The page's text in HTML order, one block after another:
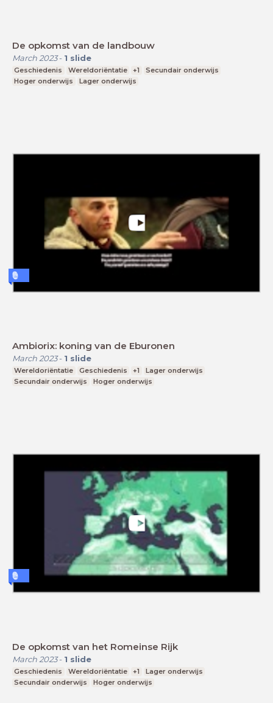
De opkomst van de landbouw
March 2023- 1 slide
Geschiedenis Wereldoriëntatie +1
Secundair onderwijs
Hoger onderwijs
Lager onderwijs
Ambiorix: koning van de Eburonen
March 2023- 1 slide
Wereldoriëntatie Geschiedenis +1
Lager onderwijs
Secundair onderwijs
Hoger onderwijs
De opkomst van het Romeinse Rijk
March 2023- 1 slide
Geschiedenis Wereldoriëntatie +1
Lager onderwijs
Secundair onderwijs
Hoger onderwijs